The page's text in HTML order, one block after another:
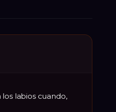
labios cuando,